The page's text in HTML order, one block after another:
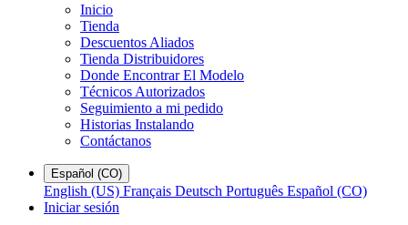
Inicio
Tienda
Descuentos Aliados
Tienda Distribuidores
Donde Encontrar El Modelo
Técnicos Autorizados
Seguimiento a mi pedido
Historias Instalando
Contáctanos
Español (CO)
English (US) Français Deutsch Português Español (CO)
Iniciar sesión